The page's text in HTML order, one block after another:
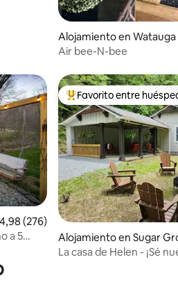
Alojamiento en Watauga
unty
Air bee-N-bee
destacados
promedio: 4,98 de 5. 276
4,98 (276)
a 5
Favorito entre los
Favorito entre
Alojamiento en Sugar
La casa de